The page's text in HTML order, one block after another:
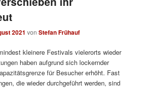
2021 vonStefan Frühauf
kleinere Festivals vielerorts wieder
haben aufgrund sich lockernder
für Besucher erhöht. Fast
die wieder durchgeführt werden, sind